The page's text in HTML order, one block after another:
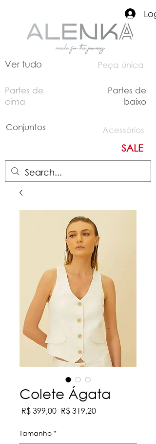
Ver tudo
Partes de
cima
Conjuntos
Peça única
Partes de
baixo
Acessórios
SALE
Colete Ágata
R$ 399,00 Preço
R$ 319,20Preço
Tamanho *